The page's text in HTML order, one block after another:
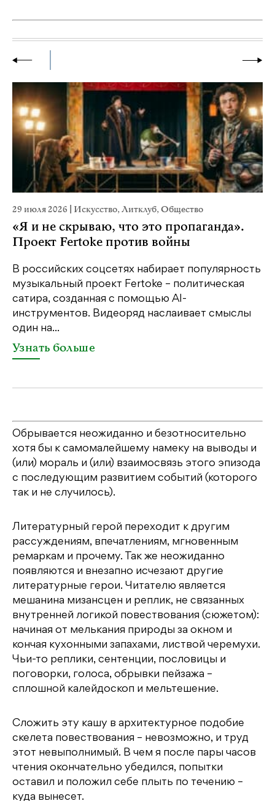
29 июля 2026 Искусство,Литклуб,Общество
«Я и не скрываю, что это пропаганда».
Проект Fertoke против войны
В российских соцсетях набирает популярность
музыкальный проект Fertoke – политическая
сатира, созданная с помощью AI-
инструментов. Видеоряд наслаивает смыслы
один на...
Узнать больше
Обрывается неожиданно и безотносительно
хотя бы к самомалейшему намеку на выводы и
(или) мораль и (или) взаимосвязь этого эпизода
с последующим развитием событий (которого
так и не случилось).
Литературный герой переходит к другим
рассуждениям, впечатлениям, мгновенным
ремаркам и прочему. Так же неожиданно
появляются и внезапно исчезают другие
литературные герои. Читателю является
мешанина мизансцен и реплик, не связанных
внутренней логикой повествования (сюжетом):
начиная от мелькания природы за окном и
кончая кухонными запахами, листвой черемухи.
Чьи-то реплики, сентенции, пословицы и
поговорки, голоса, обрывки пейзажа –
сплошной калейдоскоп и мельтешение.
Сложить эту кашу в архитектурное подобие
скелета повествования – невозможно, и труд
этот невыполнимый. В чем я после пары часов
чтения окончательно убедился, попытки
оставил и положил себе плыть по течению –
куда вынесет.